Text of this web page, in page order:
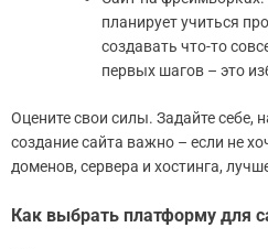
планирует учиться
создавать что-то
первых шагов – это
Оцените свои силы. Задайте себе,
создание сайта важно – если не
доменов, сервера и хостинга,
Как выбрать платформу для